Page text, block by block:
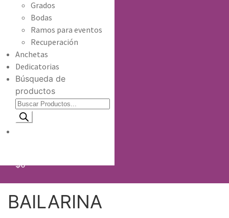
Grados
Bodas
Ramos para eventos
Recuperación
Anchetas
Dedicatorias
Búsqueda de
productos
$0
BAILARINA